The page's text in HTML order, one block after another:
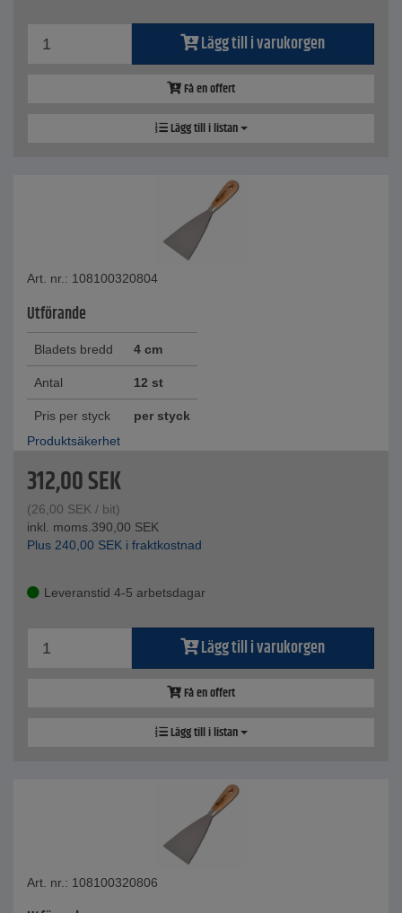
Lägg till i varukorgen
Få en offert
Lägg till i listan
Art. nr.: 108100320804
Utförande
Bladets bredd 4 cm
Antal 12 st
Pris per styck
per styck
Produktsäkerhet
312,00SEK
(26,00 SEK / bit)
inkl. moms.390,00 SEK
Plus 240,00 SEK i fraktkostnad
Leveranstid 4-5 arbetsdagar
Lägg till i varukorgen
Få en offert
Lägg till i listan
Art. nr.: 108100320806